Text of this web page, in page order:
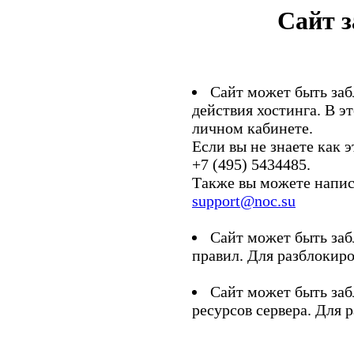
Сайт
Сайт может быть
действия хостинга. В
личном кабинете.
Если вы не знаете как
+7 (495) 5434485.
Также вы можете
support@noc.su
Сайт может быть
правил. Для
Сайт может быть
ресурсов сервера. Для